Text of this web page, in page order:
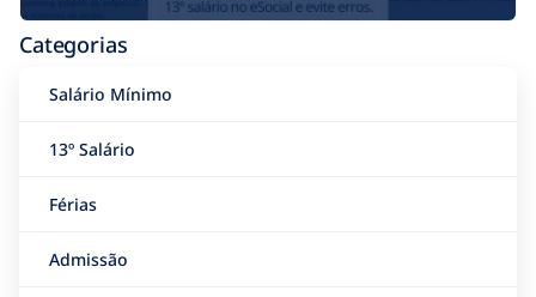
Categorias
Salário Mínimo
13º Salário
Férias
Admissão